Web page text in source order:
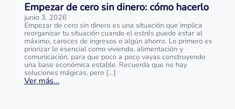
Empezar de cero sin dinero: cómo hacerlo
junio 3, 2026
Empezar de cero sin dinero es una situación que implica
reorganizar tu situación cuando el estrés puede estar al
máximo, careces de ingresos o algún ahorro. Lo primero es
priorizar lo esencial como vivienda, alimentación y
comunicación, para que poco a poco vayas construyendo
una base económica estable. Recuerda que no hay
soluciones mágicas, pero […]
Ver más...